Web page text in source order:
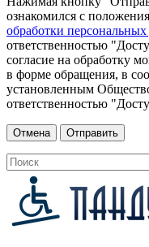
ознакомился с
обработки
ответственностью
согласие на обработку
в форме обращения, в
установленным
ответственностью